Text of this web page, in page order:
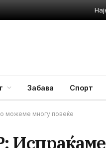
Забава Спорт
можеме многу повеќе
Испраќаме